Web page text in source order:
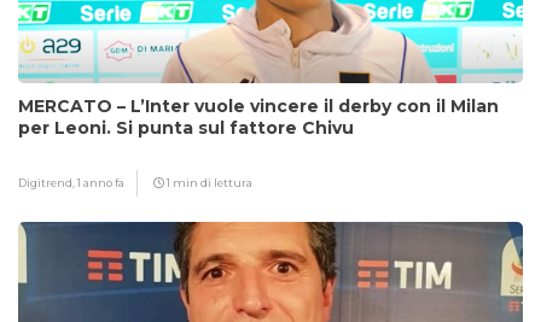
MERCATO – L’Inter vuole vincere il derby con il Milan
per Leoni. Si punta sul fattore Chivu
Digitrend,1 anno fa 1 min di lettura